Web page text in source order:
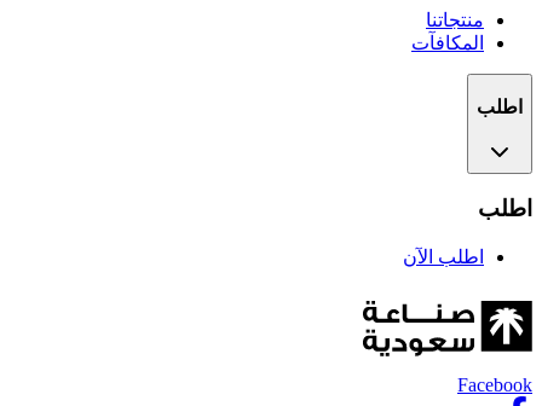
منتجاتنا
المكافآت
اطلب
اطلب
اطلب الآن
Facebook